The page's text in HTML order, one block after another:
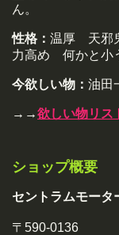
ん。
性格： 温厚 天邪
力高め 何かと小
今欲しい物： 油田
→→欲しい物リス
ショップ概要
セントラムモータ
〒590-0136